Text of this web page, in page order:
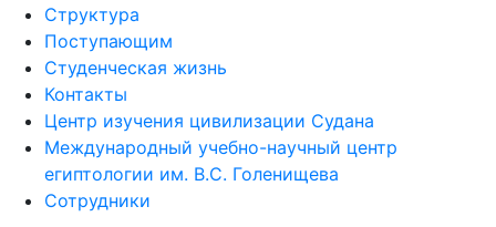
Структура
Поступающим
Студенческая жизнь
Контакты
Центр изучения цивилизации Судана
Международный учебно-научный центр
египтологии им. В.С. Голенищева
Сотрудники